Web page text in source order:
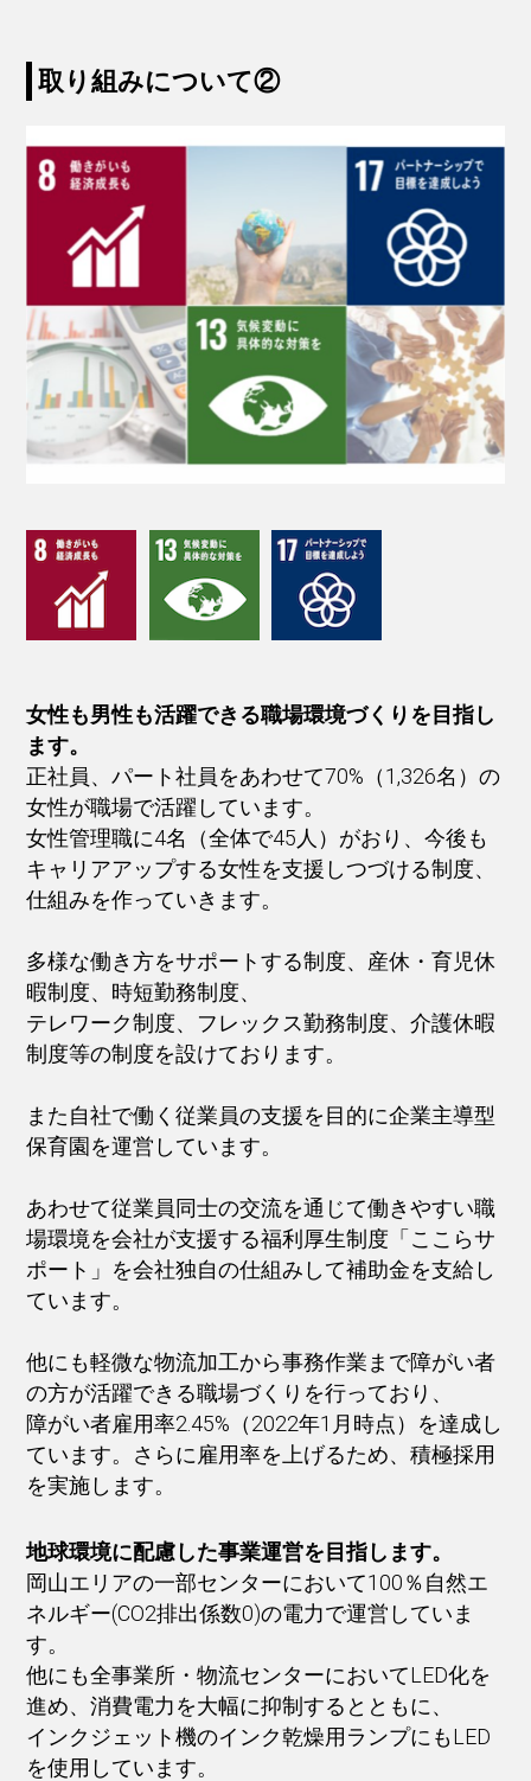
取り組みについて②
女性も男性も活躍できる職場環境づくりを目指し
ます。
正社員、パート社員をあわせて70%（1,326名）の
女性が職場で活躍しています。
女性管理職に4名（全体で45人）がおり、今後も
キャリアアップする女性を支援しつづける制度、
仕組みを作っていきます。
多様な働き方をサポートする制度、産休・育児休
暇制度、時短勤務制度、
テレワーク制度、フレックス勤務制度、介護休暇
制度等の制度を設けております。
また自社で働く従業員の支援を目的に企業主導型
保育園を運営しています。
あわせて従業員同士の交流を通じて働きやすい職
場環境を会社が支援する福利厚生制度「ここらサ
ポート」を会社独自の仕組みして補助金を支給し
ています。
他にも軽微な物流加工から事務作業まで障がい者
の方が活躍できる職場づくりを行っており、
障がい者雇用率2.45%（2022年1月時点）を達成し
ています。さらに雇用率を上げるため、積極採用
を実施します。
地球環境に配慮した事業運営を目指します。
岡山エリアの一部センターにおいて100％自然エ
ネルギー(CO2排出係数0)の電力で運営していま
す。
他にも全事業所・物流センターにおいてLED化を
進め、消費電力を大幅に抑制するとともに、
インクジェット機のインク乾燥用ランプにもLED
を使用しています。